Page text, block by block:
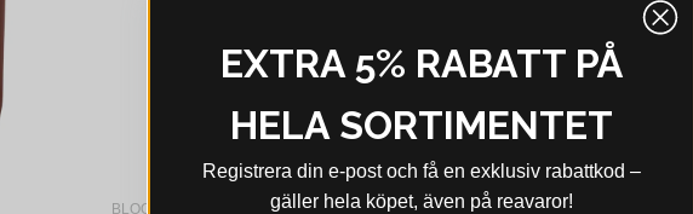
BLOOMINGVILLE BLOOMINGVILLE
EXTRA 5% RABATT PÅ
HELA SORTIMENTET
Registrera din e‑post och få en exklusiv rabattkod –
gäller hela köpet, även på reavaror!